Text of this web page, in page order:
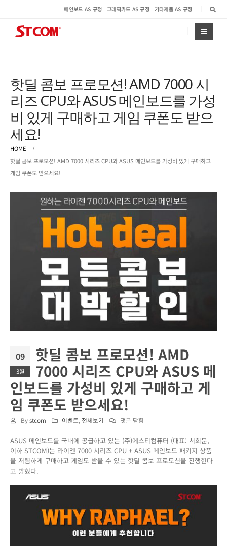
메인보드 AS 규정 그래픽카드 AS 규정 기타제품 AS 규정
핫딜 콤보 프로모션! AMD 7000 시
리즈 CPU와 ASUS 메인보드를 가성
비 있게 구매하고 게임 쿠폰도 받으
세요!
HOME
핫딜 콤보 프로모션! AMD 7000 시리즈 CPU와 ASUS 메인보드를 가성비 있게 구매하고
게임 쿠폰도 받으세요!
09
3월
핫딜 콤보 프로모션! AMD
7000 시리즈 CPU와 ASUS 메
인보드를 가성비 있게 구매하고 게
임 쿠폰도 받으세요!
Bystcom 이벤트, 전체보기
핫
콤
보
프
7000
시
리
댓글 닫힘
ASUS 메인보드를 국내에 공급하고 있는 (주)에스티컴퓨터 (대표: 서희문,
이하 STCOM)는 라이젠 7000 시리즈 CPU + ASUS 메인보드 패키지 상품
을 저렴하게 구매하고 게임도 받을 수 있는 핫딜 콤보 프로모션을 진행한다
고 밝혔다.